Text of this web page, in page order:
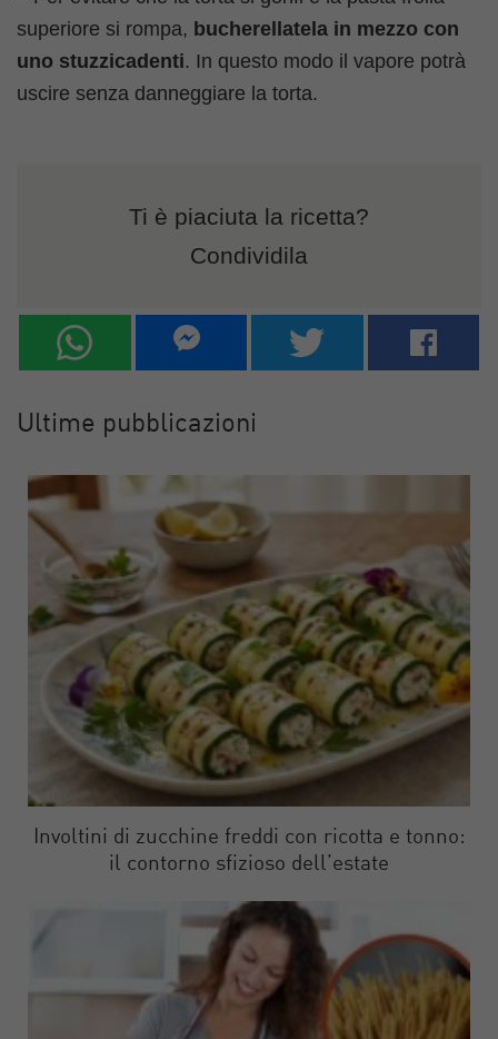
superiore si rompa, bucherellatela in mezzo con
uno stuzzicadenti. In questo modo il vapore potrà
uscire senza danneggiare la torta.
Ti è piaciuta la ricetta?
Condividila
Ultime pubblicazioni
Involtini di zucchine freddi con ricotta e tonno:
il contorno sfizioso dell’estate